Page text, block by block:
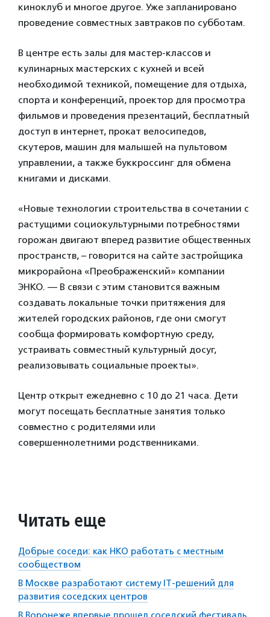
киноклуб и многое другое. Уже запланировано
проведение совместных завтраков по субботам.
В центре есть залы для мастер-классов и
кулинарных мастерских с кухней и всей
необходимой техникой, помещение для отдыха,
спорта и конференций, проектор для просмотра
фильмов и проведения презентаций, бесплатный
доступ в интернет, прокат велосипедов,
скутеров, машин для малышей на пультовом
управлении, а также буккроссинг для обмена
книгами и дисками.
«Новые технологии строительства в сочетании с
растущими социокультурными потребностями
горожан двигают вперед развитие общественных
пространств, – говорится на сайте застройщика
микрорайона «Преображенский» компании
ЭНКО. — В связи с этим становится важным
создавать локальные точки притяжения для
жителей городских районов, где они смогут
сообща формировать комфортную среду,
устраивать совместный культурный досуг,
реализовывать социальные проекты».
Центр открыт ежедневно с 10 до 21 часа. Дети
могут посещать бесплатные занятия только
совместно с родителями или
совершеннолетними родственниками.
Читать еще
Добрые соседи: как НКО работать с местным
сообществом
В Москве разработают систему IT-решений для
развития соседских центров